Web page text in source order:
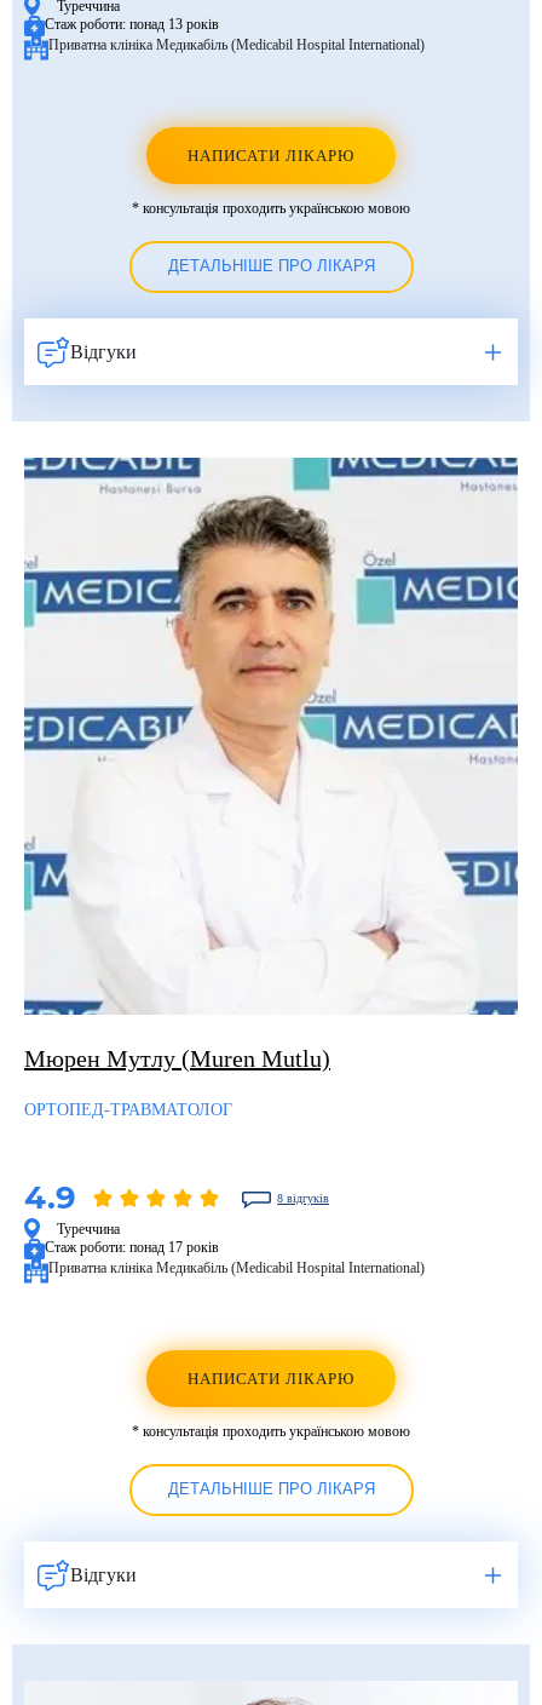
Туреччина
Стаж роботи: понад 13 років
Приватна клініка Медикабіль (Medicabil Hospital International)
НАПИСАТИ ЛІКАРЮ
* консультація проходить українською мовою
ДЕТАЛЬНІШЕ ПРО ЛІКАРЯ
Відгуки
Мюрен Мутлу (Muren Mutlu)
ОРТОПЕД-ТРАВМАТОЛОГ
4.9 8 відгуків
Туреччина
Стаж роботи: понад 17 років
Приватна клініка Медикабіль (Medicabil Hospital International)
НАПИСАТИ ЛІКАРЮ
* консультація проходить українською мовою
ДЕТАЛЬНІШЕ ПРО ЛІКАРЯ
Відгуки